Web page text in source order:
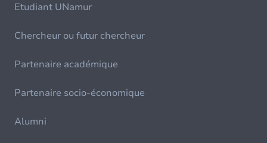
Etudiant UNamur
Chercheur ou futur chercheur
Partenaire académique
Partenaire socio-économique
Alumni